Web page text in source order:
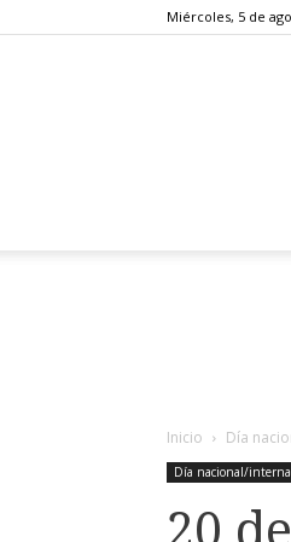
Miércoles, 5 de
Inicio Día
Día nacional/